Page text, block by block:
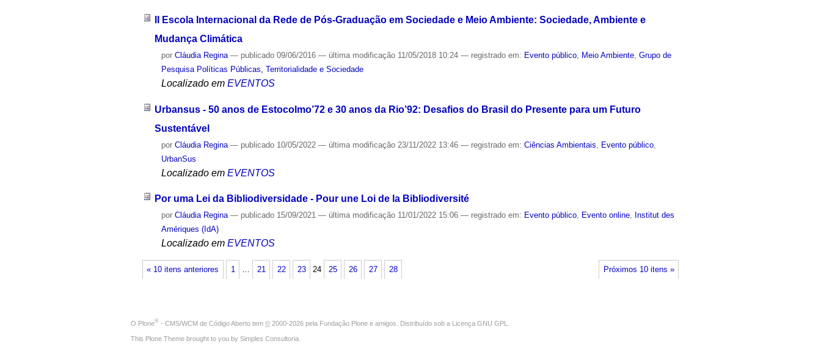
II Escola Internacional da Rede de Pós-Graduação em Sociedade e Meio Ambiente: Sociedade, Ambiente e
Mudança Climática
porCláudia Regina — publicado 09/06/2016— última modificação 11/05/2018 10:24— registrado em: Evento público Meio Ambiente ,Grupo de
Pesquisa Políticas Públicas, Territorialidade e Sociedade
Localizado em EVENTOS
Urbansus - 50 anos de Estocolmo’72 e 30 anos da Rio’92: Desafios do Brasil do Presente para um Futuro
Sustentável
porCláudia Regina — publicado 10/05/2022— última modificação 23/11/2022 13:46— registrado em:Ciências Ambientais Evento público
UrbanSus
Localizado em EVENTOS
Por uma Lei da Bibliodiversidade - Pour une Loi de la Bibliodiversité
porCláudia Regina — publicado 15/09/2021— última modificação 11/01/2022 15:06— registrado em: Evento público, Evento online, Institut des
Amériques (IdA)
Localizado em EVENTOS
« 10 itens anteriores Próximos 10 itens »
1 21 22 23 24 25 26 27 28
O Plone® - CMS/WCM de Código Aberto tem © 2000-2026 pela Fundação Plone e amigos. Distribuído sob a Licença GNU GPL
This Plone Theme brought to you by Simples Consultoria